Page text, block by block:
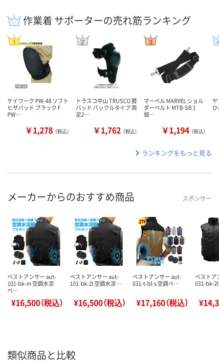
作業着 サポーターの売れ筋ランキング
ケイワーク PW-48 ソフト
ヒザパッド ブラック F
PW…
￥1,278 （税込）
トラスコ中山 TRUSCO 膝
パッド バックルタイプ 両
足2…
￥1,762 （税込）
マーベル MARVEL ショル
ダーベルト MTB-SB 1
個…
￥1,194 （税込）
ヤ
ランキングをもっと見る
メーカーからのおすすめ商品 スポンサー
ベストアンサー aut-
101-bk-m 空調水涼
ベ…
¥16,500（税込）
ベストアンサー aut-
101-bk-2l 空調水涼…
¥16,500（税込）
ベストアンサー aut-
031-t-bl-s 空調ベ…
¥17,160（税込）
ベストア
031-bk-
類似商品と比較